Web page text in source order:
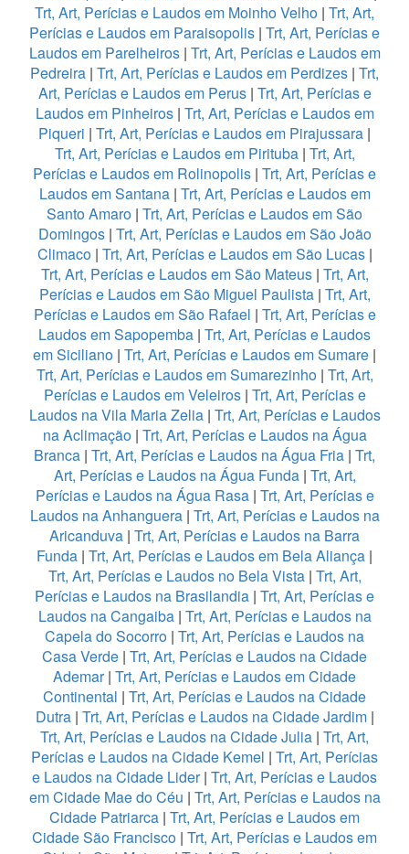
Trt, Art, Perícias e Laudos em Moinho Velho | Trt, Art,
Perícias e Laudos em Paraisopolis | Trt, Art, Perícias e
Laudos em Parelheiros| Trt, Art, Perícias e Laudos em
Pedreira | Trt, Art, Perícias e Laudos em Perdizes | Trt,
Art, Perícias e Laudos em Perus| Trt, Art, Perícias e
Laudos em Pinheiros| Trt, Art, Perícias e Laudos em
Piqueri | Trt, Art, Perícias e Laudos em Pirajussara |
Trt, Art, Perícias e Laudos em Pirituba| Trt, Art,
Perícias e Laudos em Rolinopolis | Trt, Art, Perícias e
Laudos em Santana| Trt, Art, Perícias e Laudos em
Santo Amaro | Trt, Art, Perícias e Laudos em São
Domingos| Trt, Art, Perícias e Laudos em São João
Climaco| Trt, Art, Perícias e Laudos em São Lucas|
Trt, Art, Perícias e Laudos em São Mateus | Trt, Art,
Perícias e Laudos em São Miguel Paulista| Trt, Art,
Perícias e Laudos em São Rafael | Trt, Art, Perícias e
Laudos em Sapopemba | Trt, Art, Perícias e Laudos
em Siciliano | Trt, Art, Perícias e Laudos em Sumare |
Trt, Art, Perícias e Laudos em Sumarezinho| Trt, Art,
Perícias e Laudos em Veleiros| Trt, Art, Perícias e
Laudos na Vila Maria Zelia| Trt, Art, Perícias e Laudos
na Aclimação| Trt, Art, Perícias e Laudos na Água
Branca | Trt, Art, Perícias e Laudos na Água Fria | Trt,
Art, Perícias e Laudos na Água Funda| Trt, Art,
Perícias e Laudos na Água Rasa | Trt, Art, Perícias e
Laudos na Anhanguera| Trt, Art, Perícias e Laudos na
Aricanduva | Trt, Art, Perícias e Laudos na Barra
Funda | Trt, Art, Perícias e Laudos em Bela Aliança |
Trt, Art, Perícias e Laudos no Bela Vista| Trt, Art,
Perícias e Laudos na Brasilandia | Trt, Art, Perícias e
Laudos na Cangaiba| Trt, Art, Perícias e Laudos na
Capela do Socorro | Trt, Art, Perícias e Laudos na
Casa Verde | Trt, Art, Perícias e Laudos na Cidade
Ademar| Trt, Art, Perícias e Laudos em Cidade
Continental | Trt, Art, Perícias e Laudos na Cidade
Dutra | Trt, Art, Perícias e Laudos na Cidade Jardim|
Trt, Art, Perícias e Laudos na Cidade Julia | Trt, Art,
Perícias e Laudos na Cidade Kemel | Trt, Art, Perícias
e Laudos na Cidade Lider| Trt, Art, Perícias e Laudos
em Cidade Mae do Céu | Trt, Art, Perícias e Laudos na
Cidade Patriarca | Trt, Art, Perícias e Laudos em
Cidade São Francisco | Trt, Art, Perícias e Laudos em